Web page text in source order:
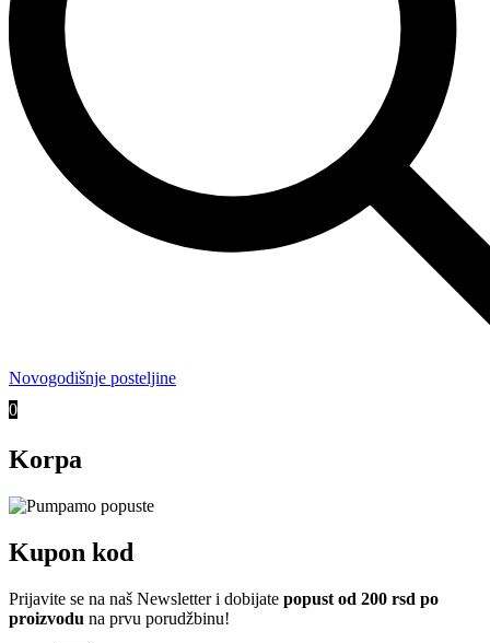
Novogodišnje posteljine
0
Korpa
Kupon kod
Prijavite se na naš Newsletter i dobijate popust od 200 rsd po
proizvodu na prvu porudžbinu!